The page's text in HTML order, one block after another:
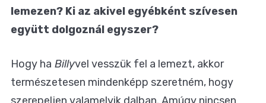
lemezen? Ki az akivel egyébként szívesen
együtt dolgoznál egyszer?
Hogy ha Billyvel vesszük fel a lemezt, akkor
természetesen mindenképp szeretném, hogy
szerepeljen valamelyik dalban. Amúgy nincsen